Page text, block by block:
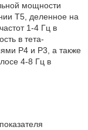
мощности
Т5, деленное на
1-4 Гц в
в тета-
Р4 и Р3, а также
4-8 Гц в